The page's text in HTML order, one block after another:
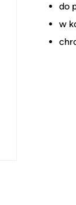
do
w